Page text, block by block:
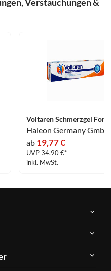
Haleon Germany GmbH
ab 19,77 €
UVP 34.90 €*
inkl. MwSt.